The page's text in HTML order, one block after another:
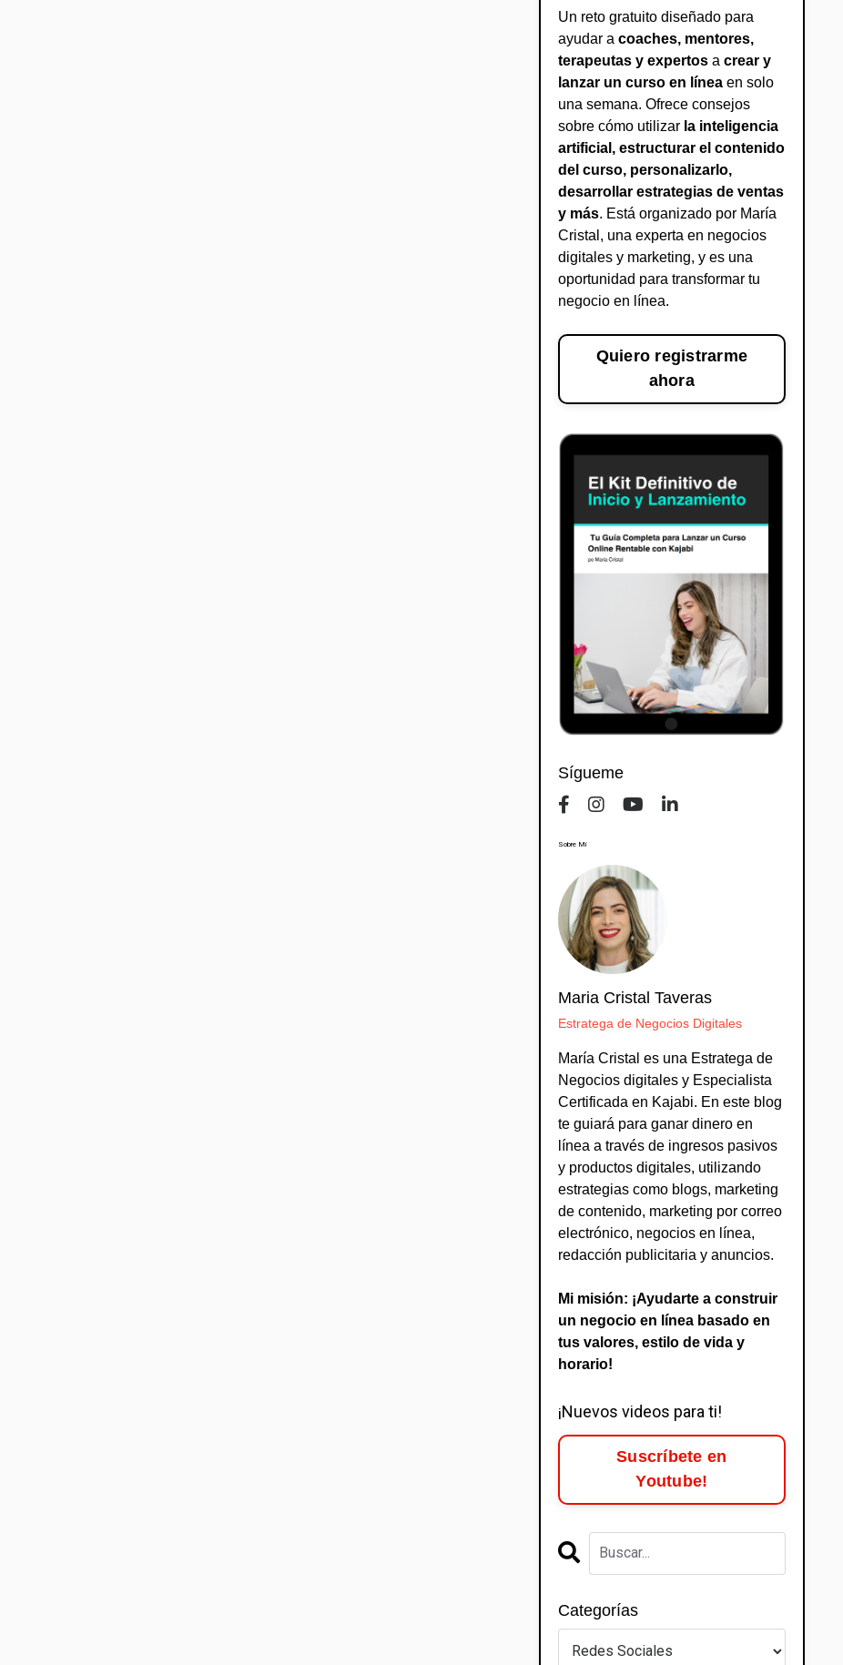
Un reto gratuito diseñado para
ayudar a coaches, mentores,
terapeutas y expertos a crear y
lanzar un curso en línea en solo
una semana. Ofrece consejos
sobre cómo utilizar la inteligencia
artificial, estructurar el contenido
del curso, personalizarlo,
desarrollar estrategias de ventas
y más. Está organizado por María
Cristal, una experta en negocios
digitales y marketing, y es una
oportunidad para transformar tu
negocio en línea.
Quiero registrarme
ahora
Sígueme
Sobre Mi
Maria Cristal Taveras
Estratega de Negocios Digitales
María Cristal es una Estratega de
Negocios digitales y Especialista
Certificada en Kajabi. En este blog
te guiará para ganar dinero en
línea a través de ingresos pasivos
y productos digitales, utilizando
estrategias como blogs, marketing
de contenido, marketing por correo
electrónico, negocios en línea,
redacción publicitaria y anuncios.
Mi misión: ¡Ayudarte a construir
un negocio en línea basado en
tus valores, estilo de vida y
horario!
¡Nuevos videos para ti!
Suscríbete en
Youtube!
Categorías